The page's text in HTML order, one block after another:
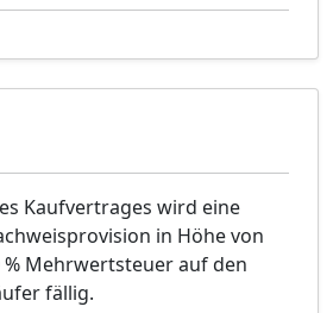
Kaufvertrages wird eine
in Höhe von
% Mehrwertsteuer auf den
fällig.